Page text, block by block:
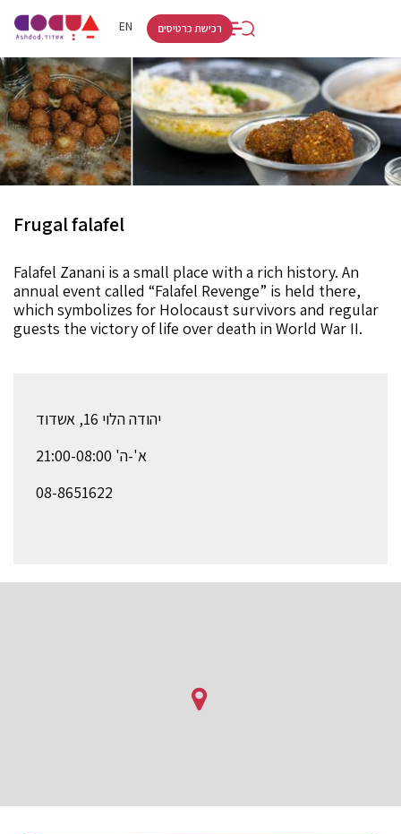
EN
HE
רכישת כרטיסים
Frugal falafel
Falafel Zanani is a small place with a rich history. An
annual event called “Falafel Revenge” is held there,
which symbolizes for Holocaust survivors and regular
guests the victory of life over death in World War II.
יהודה הלוי 16, אשדוד
א'-ה' 21:00-08:00
08-8651622